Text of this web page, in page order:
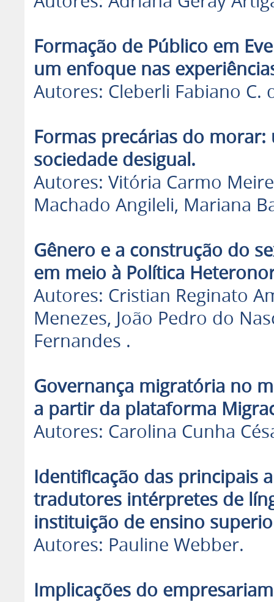
Formação de Público em
um enfoque nas
Autores: Cleberli Fabiano C.
Formas precárias do
sociedade desigual.
Autores: Vitória Carmo
Machado Angileli, Mariana
Gênero e a construção do
em meio à Política
Autores: Cristian Reginato
Menezes, João Pedro do
Fernandes .
Governança migratória no
a partir da plataforma
Autores: Carolina Cunha
Identificação das principais
tradutores intérpretes de
instituição de ensino
Autores: Pauline Webber.
Implicações do